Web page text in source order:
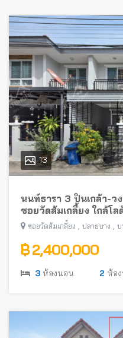
13
นนท์ธารา 3 ปิ่นเกล้า-ว
ซอยวัดส้มเกลี้ยง ใกล้โ
ซอยวัดส้มเกลี้ยง ปลายบาง บ
฿ 2,400,000
3 ห้องนอน 2 ห้อ